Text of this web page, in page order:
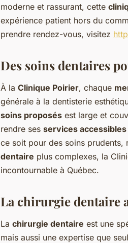
moderne et rassurant, cette
expérience patient hors du
prendre rendez-vous, visitez
Des soins dentaires
À la Clinique Poirier, chaque
générale à la dentisterie
soins proposés est large et
rendre ses services accessibles
ce soit pour des soins prudents,
dentaire plus complexes, la
incontournable à Québec.
La chirurgie dentaire
La chirurgie dentaire est une
mais aussi une expertise que